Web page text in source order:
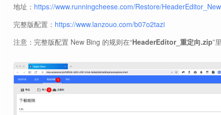
地址： https://www.runningcheese.com/Restore/
完整版配置： https://www.lanzouo.com/b07o2tazi
注意：完整版配置 New Bing 的规则在“HeaderEditor_重定向.zip”